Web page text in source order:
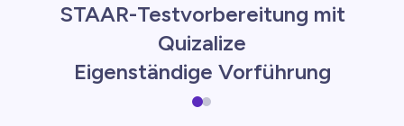
STAAR-Testvorbereitung mit
Quizalize
Eigenständige Vorführung